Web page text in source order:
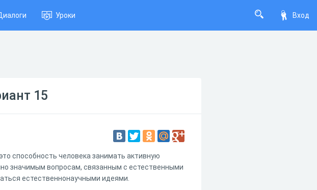
Вход
Уроки
15
способность человека занимать активную
значимым вопросам, связанным с естественными
естественнонаучными идеями.